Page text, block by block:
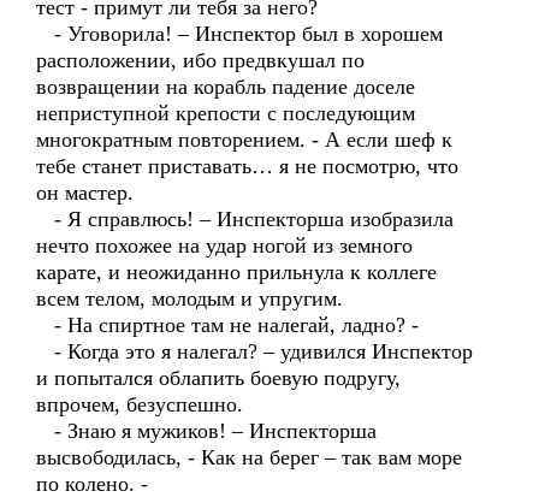
тест - примут ли тебя за него?
- Уговорила! – Инспектор был в хорошем
расположении, ибо предвкушал по
возвращении на корабль падение доселе
неприступной крепости с последующим
многократным повторением. - А если шеф к
тебе станет приставать… я не посмотрю, что
он мастер.
- Я справлюсь! – Инспекторша изобразила
нечто похожее на удар ногой из земного
карате, и неожиданно прильнула к коллеге
всем телом, молодым и упругим.
- На спиртное там не налегай, ладно? -
- Когда это я налегал? – удивился Инспектор
и попытался облапить боевую подругу,
впрочем, безуспешно.
- Знаю я мужиков! – Инспекторша
высвободилась, - Как на берег – так вам море
по колено. -